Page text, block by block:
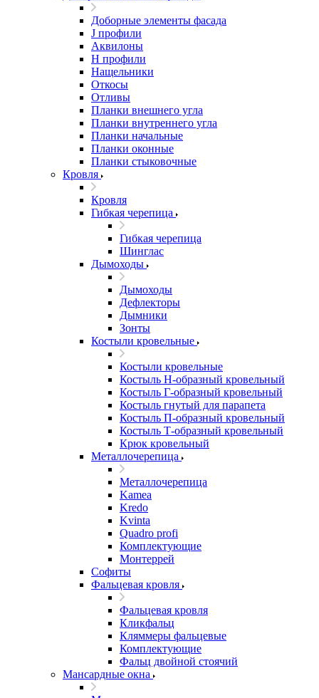
Доборные элементы фасада
J профили
Аквилоны
Н профили
Нащельники
Откосы
Отливы
Планки внешнего угла
Планки внутреннего угла
Планки начальные
Планки оконные
Планки стыковочные
Кровля
Кровля
Гибкая черепица
Гибкая черепица
Шинглас
Дымоходы
Дымоходы
Дефлекторы
Дымники
Зонты
Костыли кровельные
Костыли кровельные
Костыль H-образный кровельный
Костыль Г-образный кровельный
Костыль гнутый для парапета
Костыль П-образный кровельный
Костыль Т-образный кровельный
Крюк кровельный
Металлочерепица
Металлочерепица
Kamea
Kredo
Kvinta
Quadro profi
Комплектующие
Монтеррей
Софиты
Фальцевая кровля
Фальцевая кровля
Кликфальц
Кляммеры фальцевые
Комплектующие
Фальц двойной стоячий
Мансардные окна